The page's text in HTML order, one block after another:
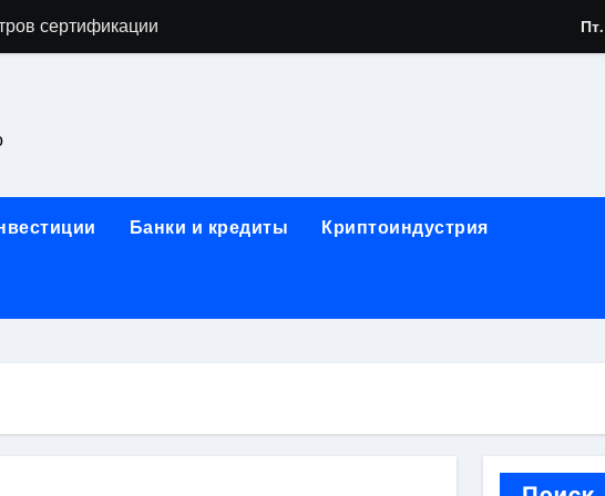
бра в виде факела с эффектом старины
работы на объектах культурного наследия
одежды: джемперы, брюки, куртки
для международных расчетов
от проектной документации до противопожарных мероприятий и
Банки и кредиты Криптоиндустрия